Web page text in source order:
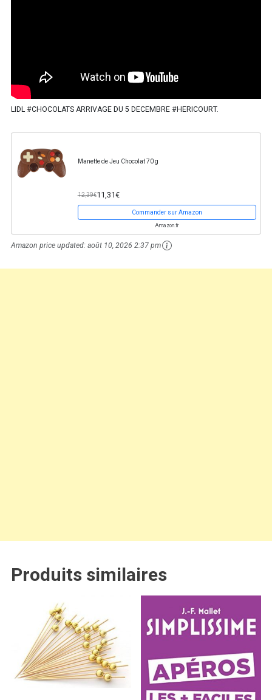
LIDL #CHOCOLATS ARRIVAGE DU 5 DECEMBRE #HERICOURT.
Manette de Jeu Chocolat 70 g
12,39€11,31€
Commander sur Amazon
Amazon.fr
Amazon price updated: août 10, 2026 2:37 pm
Produits similaires